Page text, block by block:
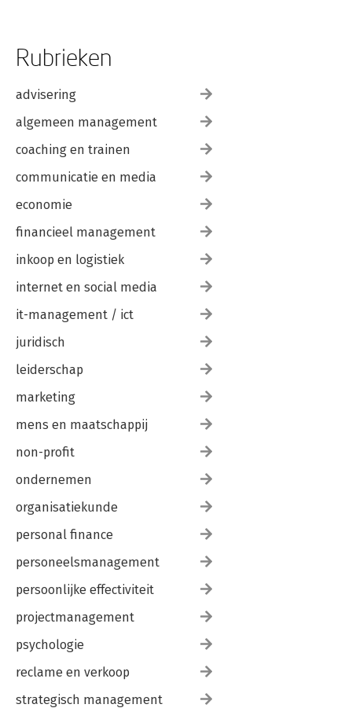
Rubrieken
advisering
algemeen management
coaching en trainen
communicatie en media
economie
financieel management
inkoop en logistiek
internet en social media
it-management / ict
juridisch
leiderschap
marketing
mens en maatschappij
non-profit
ondernemen
organisatiekunde
personal finance
personeelsmanagement
persoonlijke effectiviteit
projectmanagement
psychologie
reclame en verkoop
strategisch management